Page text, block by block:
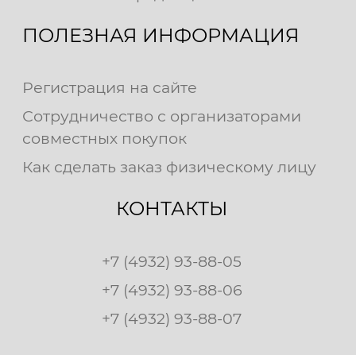
ПОЛЕЗНАЯ ИНФОРМАЦИЯ
Регистрация на сайте
Сотрудничество с организаторами
совместных покупок
Как сделать заказ физическому лицу
КОНТАКТЫ
+7 (4932) 93-88-05
+7 (4932) 93-88-06
+7 (4932) 93-88-07